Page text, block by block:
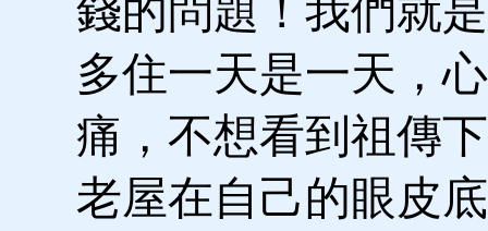
錢的問題！我們就
多住一天是一天，
痛，不想看到祖傳
老屋在自己的眼皮